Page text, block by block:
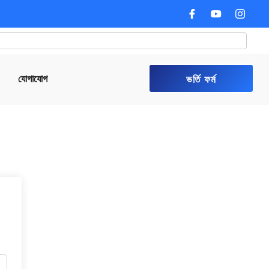
যোগাযোগ ভর্তি ফর্ম